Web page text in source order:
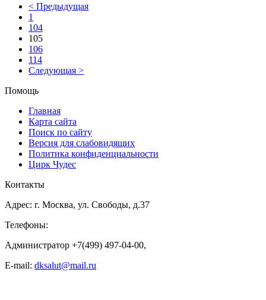
< Предыдущая
1
104
105
106
114
Следующая >
Помощь
Главная
Карта сайта
Поиск по сайту
Версия для слабовидящих
Политика конфиденциальности
Цирк Чудес
Контакты
Адрес: г. Москва, ул. Свободы, д.37
Телефоны:
Администратор +7(499) 497-04-00,
E-mail: dksalut@mail.ru